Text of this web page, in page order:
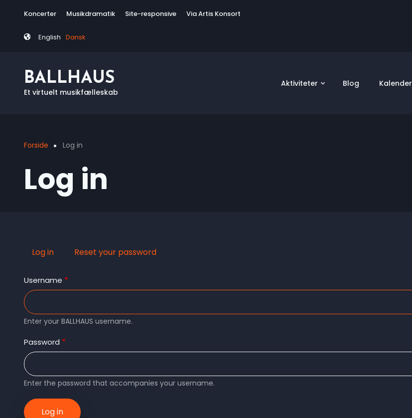
content
Tag
Koncerter Musikdramatik Site-responsive Via Artis Konsort
English Dansk
BALLHAUS
Et virtuelt musikfælleskab
Aktiviteter Blog Kalender
Breadcrumb
Forside Log in
Log in
tabs
Log in (activeReset your password
Username
Enter your BALLHAUS username.
Password
Enter the password that accompanies your username.